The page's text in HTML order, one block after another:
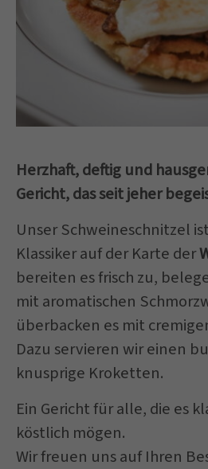
Herzhaft, deftig und
Gericht, das seit jeher
Unser Schweineschnitzel
Klassiker auf der Karte der
bereiten es frisch zu,
mit aromatischen
überbacken es mit
Dazu servieren wir einen
knusprige Kroketten.
Ein Gericht für alle, die es
köstlich mögen.
Wir freuen uns auf Ihren